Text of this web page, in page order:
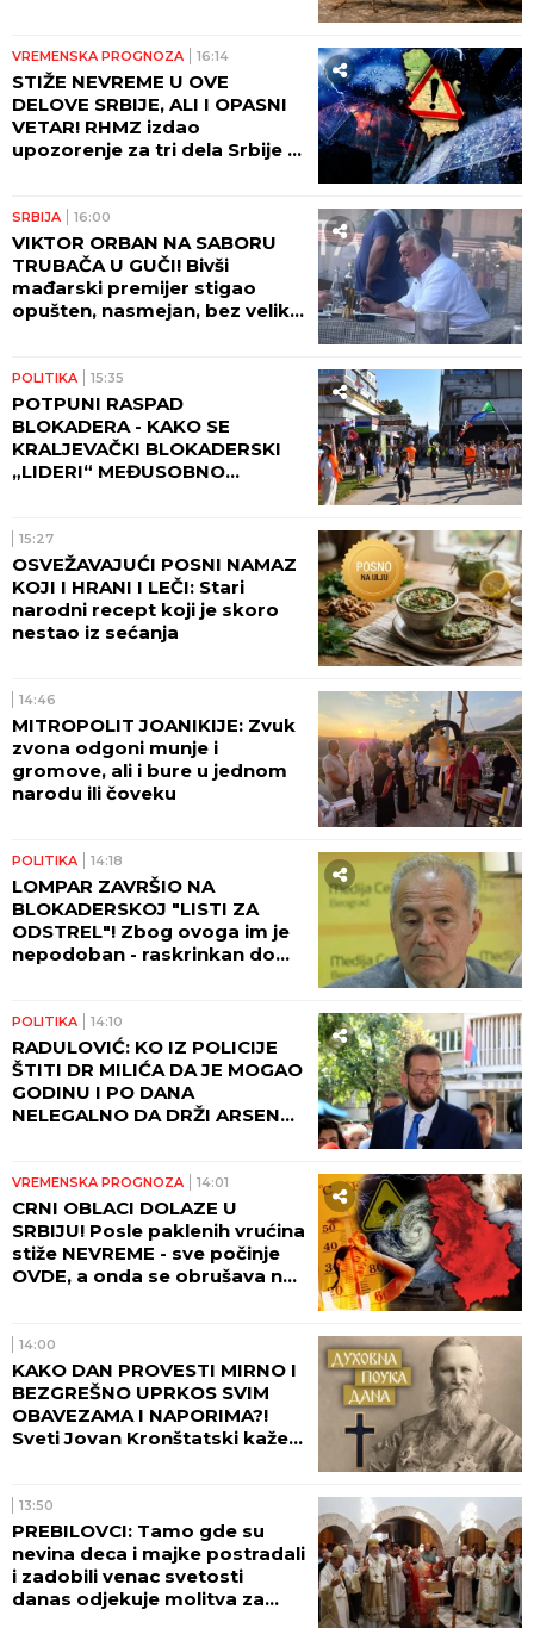
VREMENSKA PROGNOZA 16:14
STIŽE NEVREME U OVE
DELOVE SRBIJE, ALI I OPASNI
VETAR! RHMZ izdao
upozorenje za tri dela Srbije -
SRBIJA 16:00
VIKTOR ORBAN NA SABORU
TRUBAČA U GUČI! Bivši
mađarski premijer stigao
opušten, nasmejan, bez velike
POLITIKA 15:35
POTPUNI RASPAD
BLOKADERA - KAKO SE
KRALJEVAČKI BLOKADERSKI
„LIDERI“ MEĐUSOBNO
15:27
OSVEŽAVAJUĆI POSNI NAMAZ
KOJI I HRANI I LEČI: Stari
narodni recept koji je skoro
nestao iz sećanja
14:46
MITROPOLIT JOANIKIJE: Zvuk
zvona odgoni munje i
gromove, ali i bure u jednom
narodu ili čoveku
POLITIKA 14:18
LOMPAR ZAVRŠIO NA
BLOKADERSKOJ "LISTI ZA
ODSTREL"! Zbog ovoga im je
nepodoban - raskrinkan do
POLITIKA 14:10
RADULOVIĆ: KO IZ POLICIJE
ŠTITI DR MILIĆA DA JE MOGAO
GODINU I PO DANA
NELEGALNO DA DRŽI ARSENAL
VREMENSKA PROGNOZA 14:01
CRNI OBLACI DOLAZE U
SRBIJU! Posle paklenih vrućina
stiže NEVREME - sve počinje
OVDE, a onda se obrušava na
14:00
KAKO DAN PROVESTI MIRNO I
BEZGREŠNO UPRKOS SVIM
OBAVEZAMA I NAPORIMA?!
Sveti Jovan Kronštatski kaže
13:50
PREBILOVCI: Tamo gde su
nevina deca i majke postradali
i zadobili venac svetosti
danas odjekuje molitva za